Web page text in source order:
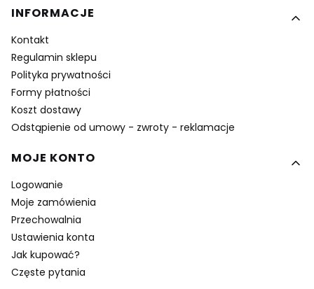
Linki w stopce
INFORMACJE
Kontakt
Regulamin sklepu
Polityka prywatności
Formy płatności
Koszt dostawy
Odstąpienie od umowy - zwroty - reklamacje
MOJE KONTO
Logowanie
Moje zamówienia
Przechowalnia
Ustawienia konta
Jak kupować?
Częste pytania